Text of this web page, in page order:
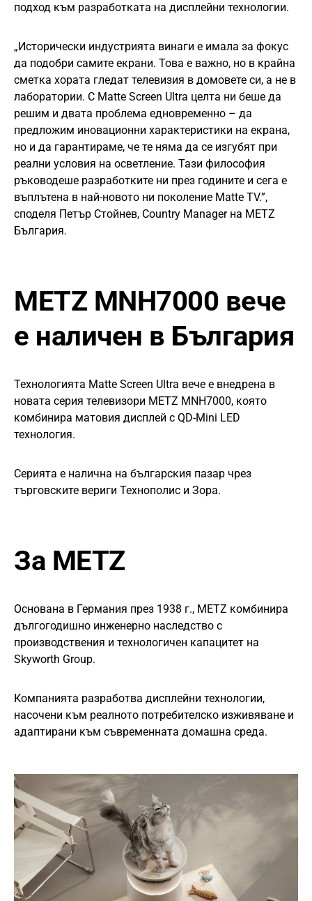
подход към разработката на дисплейни технологии.
„Исторически индустрията винаги е имала за фокус
да подобри самите екрани. Това е важно, но в крайна
сметка хората гледат телевизия в домовете си, а не в
лаборатории. С Matte Screen Ultra целта ни беше да
решим и двата проблема едновременно – да
предложим иновационни характеристики на екрана,
но и да гарантираме, че те няма да се изгубят при
реални условия на осветление. Тази философия
ръководеше разработките ни през годините и сега е
въплътена в най-новото ни поколение Matte TV.”,
споделя Петър Стойнев, Country Manager на METZ
България.
METZ MNH7000 вече
е наличен в България
Технологията Matte Screen Ultra вече е внедрена в
новата серия телевизори METZ MNH7000, която
комбинира матовия дисплей с QD-Mini LED
технология.
Серията е налична на българския пазар чрез
търговските вериги Технополис и Зора.
За METZ
Основана в Германия през 1938 г., METZ комбинира
дългогодишно инженерно наследство с
производствения и технологичен капацитет на
Skyworth Group.
Компанията разработва дисплейни технологии,
насочени към реалното потребителско изживяване и
адаптирани към съвременната домашна среда.